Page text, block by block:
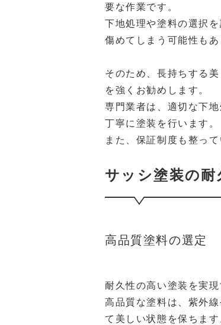
要な作業です。
下地処理や塗料の選択
傷めてしまう可能性もあ
そのため、長持ちする
を強くお勧めします。
専門業者は、適切な下
丁寧に塗装を行います。
また、保証制度も整っ
サッシ塗装の
高品質塗料の選定
耐久性の高い塗装を実
高品質な塗料は、紫外
て美しい状態を保ちます